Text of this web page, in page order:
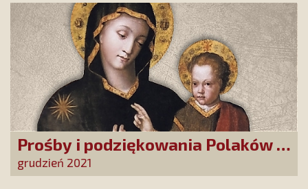
Prośby i podziękowania Polaków u
Matki Bożej Uzdrowienie Chorych w
Rzymie
grudzień 2021